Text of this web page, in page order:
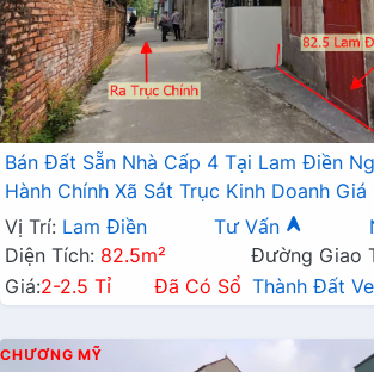
Bán Đất Sẵn Nhà Cấp 4 Tại Lam Điền
Hành Chính Xã Sát Trục Kinh Doanh
Vị Trí: Lam Điền Tư Vấn
Diện Tích: 82.5m²
Đường Giao
Giá:2-2.5 Tỉ Đã Có Sổ Thành Đất
CHƯƠNG MỸ